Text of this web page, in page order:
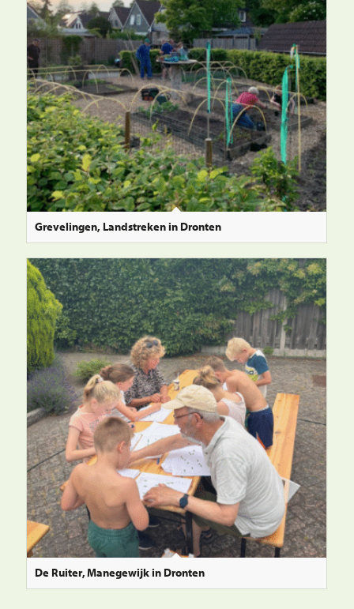
Grevelingen, Landstreken in Dronten
De Ruiter, Manegewijk in Dronten